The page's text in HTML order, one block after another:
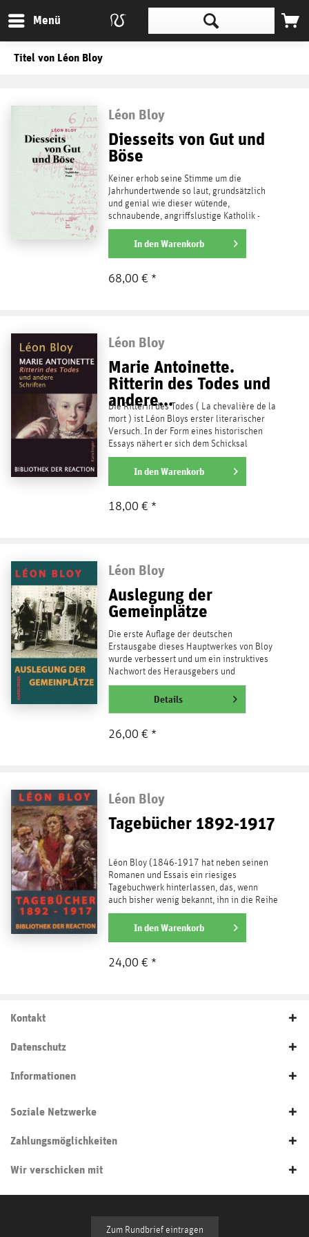
Menü
Titel von Léon Bloy
Léon Bloy
Diesseits von Gut und
Böse
Keiner erhob seine Stimme um die
Jahrhundertwende so laut, grundsätzlich
und genial wie dieser wütende,
schnaubende, angriffslustige Katholik -
eine der Schlüsselfiguren der...
weiterlesen
In denWarenkorb
68,00 € *
Léon Bloy
Marie Antoinette.
Ritterin des Todes und
andere...
Die Ritterin des Todes ( La chevalière de la
mort ) ist Léon Bloys erster literarischer
Versuch. In der Form eines historischen
Essays nähert er sich dem Schicksal
Marie...
weiterlesen
In denWarenkorb
18,00 € *
Léon Bloy
Auslegung der
Gemeinplätze
Die erste Auflage der deutschen
Erstausgabe dieses Hauptwerkes von Bloy
wurde verbessert und um ein instruktives
Nachwort des Herausgebers und
Übersetzers sowie um einen Text...
weiterlesenDetails
26,00 € *
Léon Bloy
Tagebücher 1892-1917
Léon Bloy (1846-1917 hat neben seinen
Romanen und Essais ein riesiges
Tagebuchwerk hinterlassen, das, wenn
auch bisher wenig bekannt, ihn in die Reihe
großer Diaristen von...
weiterlesen
In denWarenkorb
24,00 € *
Kontakt
Datenschutz
Informationen
Soziale Netzwerke
Zahlungsmöglichkeiten
Wir verschicken mit
Zum Rundbrief eintragen